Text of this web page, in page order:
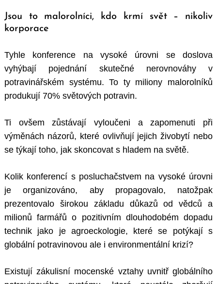
Jsou to malorolníci, kdo krmí svět – nikoliv
korporace
Tyhle konference na vysoké úrovni se doslova
vyhýbají pojednání skutečné nerovnováhy v
potravinářském systému. To ty miliony malorolníků
produkují 70% světových potravin.
Ti ovšem zůstávají vyloučeni a zapomenuti při
výměnách názorů, které ovlivňují jejich živobytí nebo
se týkají toho, jak skoncovat s hladem na světě.
Kolik konferencí s posluchačstvem na vysoké úrovni
je organizováno, aby propagovalo, natožpak
prezentovalo širokou základu důkazů od vědců a
milionů farmářů o pozitivním dlouhodobém dopadu
technik jako je agroeckologie, které se potýkají s
globální potravinovou ale i environmentální krizí?
Existují zákulisní mocenské vztahy uvnitř globálního